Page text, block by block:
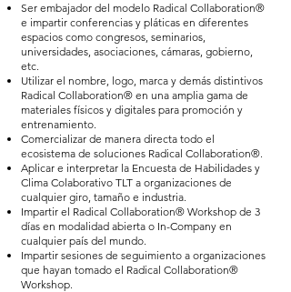
Ser embajador del modelo Radical Collaboration®
e impartir conferencias y pláticas en diferentes
espacios como congresos, seminarios,
universidades, asociaciones, cámaras, gobierno,
etc.
Utilizar el nombre, logo, marca y demás distintivos
Radical Collaboration® en una amplia gama de
materiales físicos y digitales para promoción y
entrenamiento.
Comercializar de manera directa todo el
ecosistema de soluciones Radical Collaboration®.
Aplicar e interpretar la Encuesta de Habilidades y
Clima Colaborativo TLT a organizaciones de
cualquier giro, tamaño e industria.
Impartir el Radical Collaboration® Workshop de 3
días en modalidad abierta o In-Company en
cualquier país del mundo.
Impartir sesiones de seguimiento a organizaciones
que hayan tomado el Radical Collaboration®
Workshop.